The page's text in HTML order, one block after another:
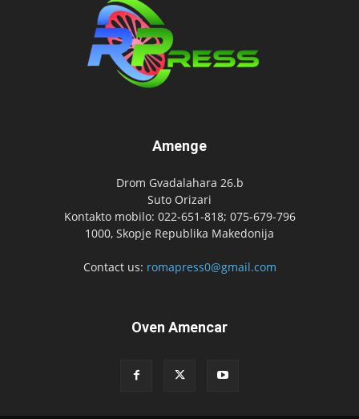
Amenge
Drom Gvadalahara 26.b
Suto Orizari
Kontakto mobilo: 022-651-818; 075-679-796
1000, Skopje Republika Makedonija
Contact us: romapress0@gmail.com
Oven Amencar